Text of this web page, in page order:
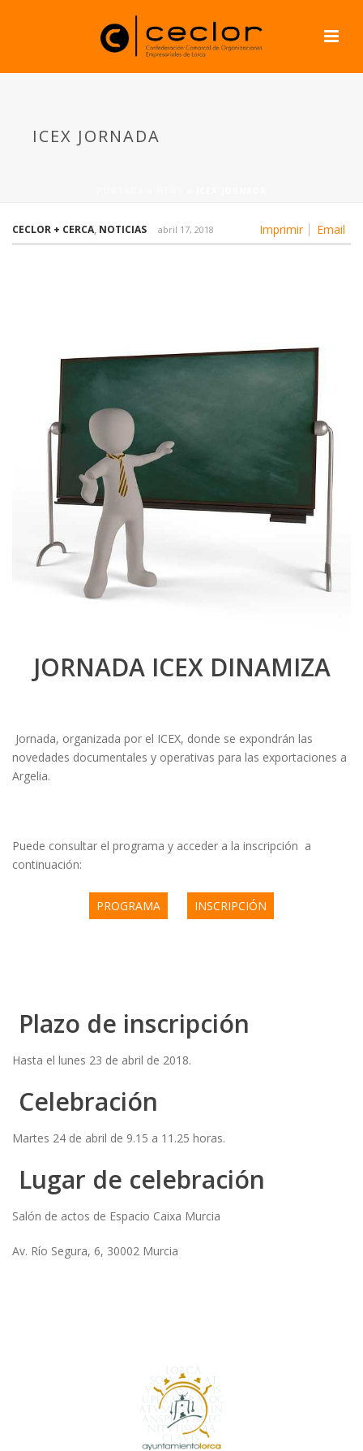
ICEX JORNADA
Imprimir Email
CECLOR + CERCA, NOTICIAS abril 17, 2018
JORNADA ICEX DINAMIZA
Jornada, organizada por el ICEX, donde se expondrán las
novedades documentales y operativas para las exportaciones a
Argelia.
Puede consultar el programa y acceder a la inscripción a
continuación:
PROGRAMA INSCRIPCIÓN
Plazo de inscripción
Hasta el lunes 23 de abril de 2018.
Celebración
Martes 24 de abril de 9.15 a 11.25 horas.
Lugar de celebración
Salón de actos de Espacio Caixa Murcia
Av. Río Segura, 6, 30002 Murcia